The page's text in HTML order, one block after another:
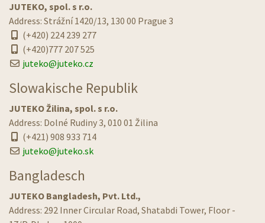
JUTEKO, spol. s r.o.
Address: Strážní 1420/13, 130 00 Prague 3
(+420) 224 239 277
(+420)777 207 525
juteko@juteko.cz
Slowakische Republik
JUTEKO Žilina, spol. s r.o.
Address: Dolné Rudiny 3, 010 01 Žilina
(+421) 908 933 714
juteko@juteko.sk
Bangladesch
JUTEKO Bangladesh, Pvt. Ltd.,
Address: 292 Inner Circular Road, Shatabdi Tower, Floor -